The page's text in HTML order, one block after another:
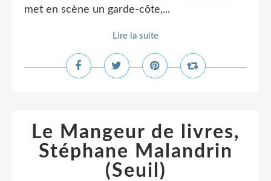
met en scène un garde-côte,...
Lire la suite
Le Mangeur de livres,
Stéphane Malandrin
(Seuil)